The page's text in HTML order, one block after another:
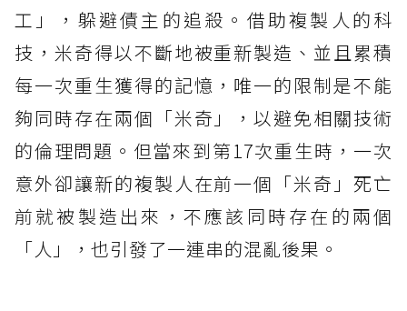
工」，躲避債主的追殺。借助複製人的科
技，米奇得以不斷地被重新製造、並且累積
每一次重生獲得的記憶，唯一的限制是不能
夠同時存在兩個「米奇」，以避免相關技術
的倫理問題。但當來到第17次重生時，一次
意外卻讓新的複製人在前一個「米奇」死亡
前就被製造出來，不應該同時存在的兩個
「人」，也引發了一連串的混亂後果。